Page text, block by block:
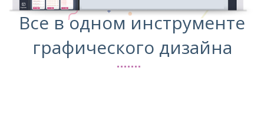
Все в одном инструменте
графического дизайна